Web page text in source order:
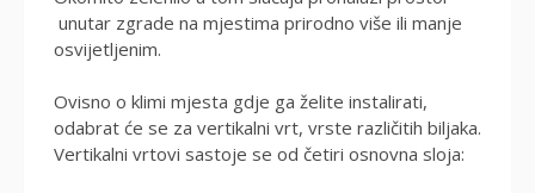
unutar zgrade na mjestima prirodno više ili manje
osvijetljenim.
Ovisno o klimi mjesta gdje ga želite instalirati,
odabrat će se za vertikalni vrt, vrste različitih biljaka.
Vertikalni vrtovi sastoje se od četiri osnovna sloja: